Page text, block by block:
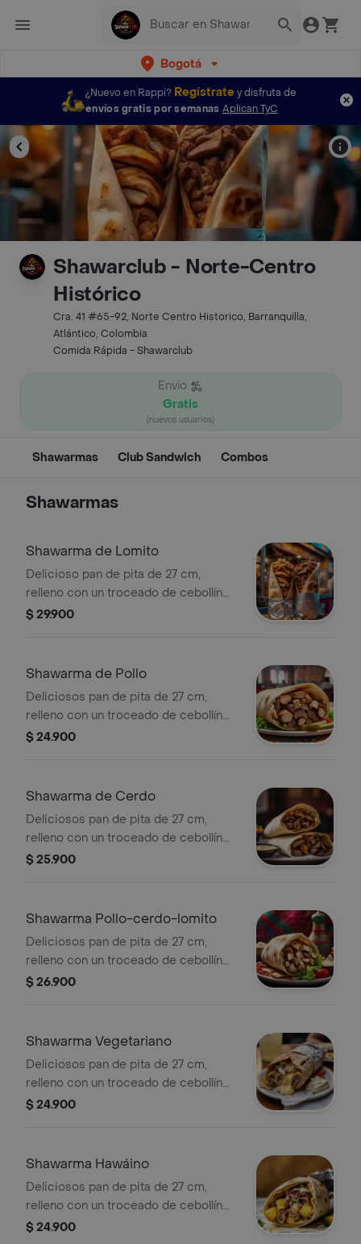
Bogotá
¿Nuevo en Rappi? Regístratey disfruta de
envíos gratis por semanas Aplican TyC
Shawarclub - Norte-Centro
Histórico
Cra. 41 #65-92, Norte Centro Historico, Barranquilla,
Atlántico, Colombia
Comida Rápida - Shawarclub
Envío
Gratis
(nuevos usuarios)
Shawarmas Club Sandwich Combos
Shawarmas
Shawarma de Lomito
Delicioso pan de pita de 27 cm,
relleno con un troceado de cebollín
chino y tomate, con trozos de lomo
$ 29.900
Shawarma de Pollo
Deliciosos pan de pita de 27 cm,
relleno con un troceado de cebollín
chino y tomate, con trozos de
$ 24.900
Shawarma de Cerdo
Deliciosos pan de pita de 27 cm,
relleno con un troceado de cebollín
chino y tomate, con trozos de pulpa
$ 25.900
Shawarma Pollo-cerdo-lomito
Deliciosos pan de pita de 27 cm,
relleno con un troceado de cebollín
chino y tomate, con trozos de
ajo cremosa.
$ 26.900
Shawarma Vegetariano
Deliciosos pan de pita de 27 cm,
relleno con un troceado de cebollín
chino y tomate, con trozos de
$ 24.900
Shawarma Hawáino
Deliciosos pan de pita de 27 cm,
relleno con un troceado de cebollín
chino y tomate, con trozos de
$ 24.900